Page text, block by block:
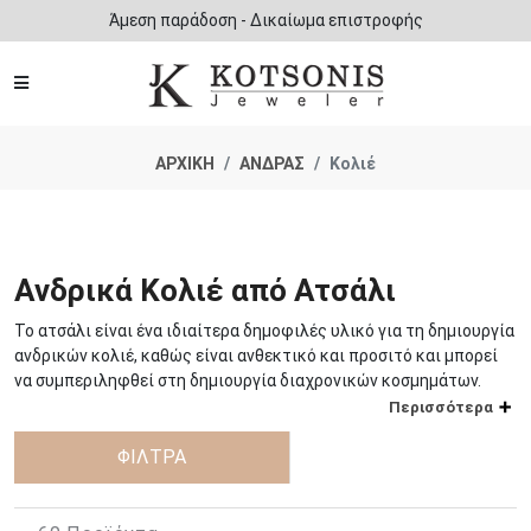
Άμεση παράδοση - Δικαίωμα επιστροφής
ΑΡΧΙΚΗ ΑΝΔΡΑΣ Κολιέ
Ανδρικά Κολιέ από Ατσάλι
Το ατσάλι είναι ένα ιδιαίτερα δημοφιλές υλικό για τη δημιουργία
ανδρικών κολιέ, καθώς είναι ανθεκτικό και προσιτό και μπορεί
να συμπεριληφθεί στη δημιουργία διαχρονικών κοσμημάτων.
Από ταανδρικά κοσμήματα, τα κολιέ από κάποιους θεωρούνται
ίσως από τα πιο ιδιαίτερα στη χρήση τους, αλλά στην
πραγματικότητα υπάρχουν μερικές λεπτομέρειες που αρκεί
κάποιος να παρατηρήσει ώστε να επιλέξει το ιδανικό, όπως το
Περισσότερα
ΦΙΛΤΡΑ